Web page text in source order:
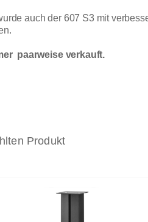
auch der 607 S3 mit
paarweise verkauft.
Produkt